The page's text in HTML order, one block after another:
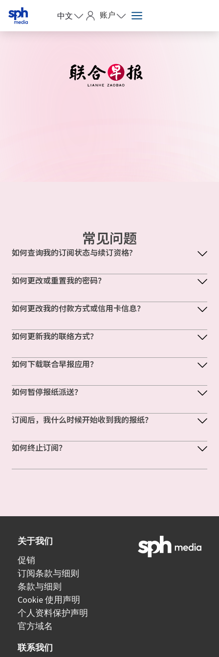
中文 账户
常见问题
如何查询我的订阅状态与续订资格?
如何更改或重置我的密码？
如何更改我的付款方式或信用卡信息？
如何更新我的联络方式？
如何下载联合早报应用？
如何暂停报纸派送？
订阅后，我什么时候开始收到我的报纸？
如何终止订阅？
关于我们
促销
订阅条款与细则
条款与细则
Cookie 使用声明
个人资料保护声明
官方域名
联系我们